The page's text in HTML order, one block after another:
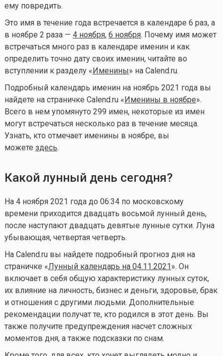
ему повредить.
Это имя в течение года встречается в календаре 6 раз, а
в ноябре 2 раза — 4 ноября, 6 ноября. Почему имя может
встречаться много раз в календаре именин и как
определить точно дату своих именин, читайте во
вступлении к разделу «Именины» на Calend.ru.
Подробный календарь именин на ноябрь 2021 года вы
найдете на страничке Calend.ru «Именины в ноябре».
Всего в нем упомянуто 299 имен, некоторые из имен
могут встречаться несколько раз в течение месяца.
Узнать, кто отмечает именины в ноябре, вы
можете здесь.
Какой лунный день сегодня?
На 4 ноября 2021 года до 06:34 по московскому
времени приходится двадцать восьмой лунный день,
после наступают двадцать девятые лунные сутки. Луна
убывающая, четвертая четверть.
На Calend.ru вы найдете подробный прогноз дня на
страничке «Лунный календарь на 04.11.2021». Он
включает в себя общую характеристику лунных суток,
их влияние на личность, бизнес и деньги, здоровье, брак
и отношения с другими людьми. Дополнительные
рекомендации получат те, кто родился в этот день. Вы
также получите предупреждения насчет сложных
моментов дня, а также подсказки по снам.